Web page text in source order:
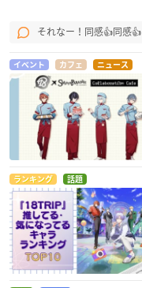
それなー！同感👍同感👍
イベント カフェ ニュース
ランキング 話題